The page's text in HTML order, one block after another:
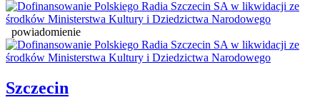
powiadomienie
Szczecin